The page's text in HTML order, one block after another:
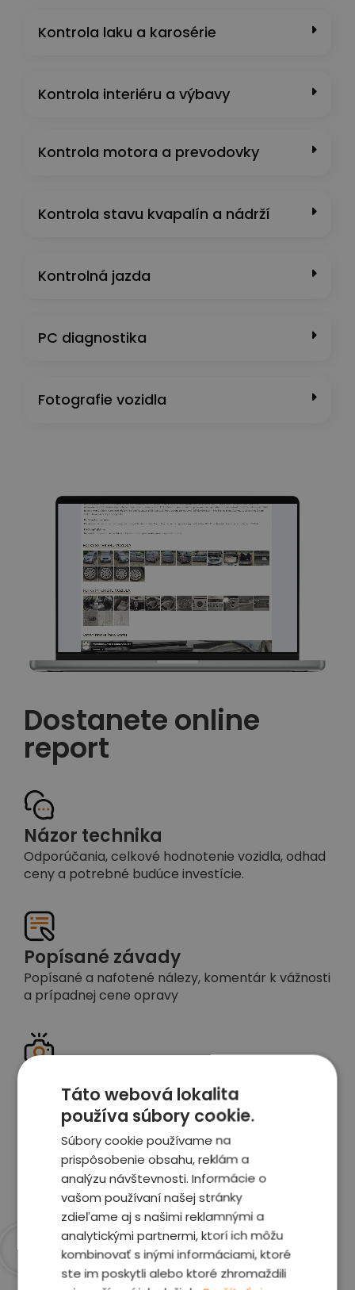
Kontrola laku a karosérie
Kontrola interiéru a výbavy
Kontrola motora a prevodovky
Kontrola stavu kvapalín a nádrží
Kontrolná jazda
PC diagnostika
Fotografie vozidla
Dostanete online
report
Názor technika
Odporúčania, celkové hodnotenie vozidla, odhad
ceny a potrebné budúce investície.
Popísané závady
Popísané a nafotené nálezy, komentár k vážnosti
a prípadnej cene opravy
Celé auto z exteriéru aj interiéru nafotíme
vrátane závad a poškodení
Zobraziť report
Táto webová lokalita
používa súbory cookie.
Súbory cookie používame na
prispôsobenie obsahu, reklám a
analýzu návštevnosti. Informácie o
vašom používaní našej stránky
zdieľame aj s našimi reklamnými a
analytickými partnermi, ktorí ich môžu
kombinovať s inými informáciami, ktoré
ste im poskytli alebo ktoré zhromaždili